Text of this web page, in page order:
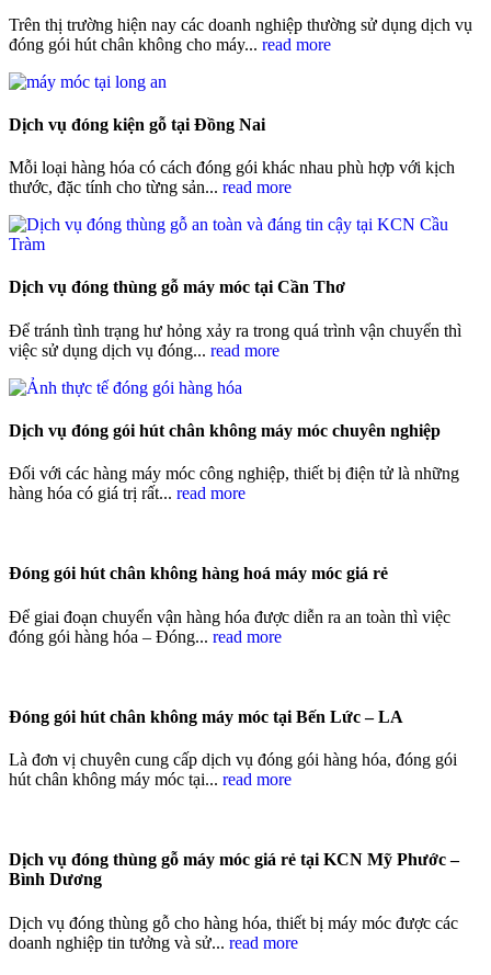
Trên thị trường hiện nay các doanh nghiệp thường sử dụng dịch vụ
đóng gói hút chân không cho máy... read more
Dịch vụ đóng kiện gỗ tại Đồng Nai
Mỗi loại hàng hóa có cách đóng gói khác nhau phù hợp với kịch
thước, đặc tính cho từng sản... read more
Dịch vụ đóng thùng gỗ máy móc tại Cần Thơ
Để tránh tình trạng hư hỏng xảy ra trong quá trình vận chuyển thì
việc sử dụng dịch vụ đóng... read more
Dịch vụ đóng gói hút chân không máy móc chuyên nghiệp
Đối với các hàng máy móc công nghiệp, thiết bị điện tử là những
hàng hóa có giá trị rất... read more
Đóng gói hút chân không hàng hoá máy móc giá rẻ
Để giai đoạn chuyển vận hàng hóa được diễn ra an toàn thì việc
đóng gói hàng hóa – Đóng... read more
Đóng gói hút chân không máy móc tại Bến Lức – LA
Là đơn vị chuyên cung cấp dịch vụ đóng gói hàng hóa, đóng gói
hút chân không máy móc tại... read more
Dịch vụ đóng thùng gỗ máy móc giá rẻ tại KCN Mỹ Phước –
Bình Dương
Dịch vụ đóng thùng gỗ cho hàng hóa, thiết bị máy móc được các
doanh nghiệp tin tưởng và sử... read more